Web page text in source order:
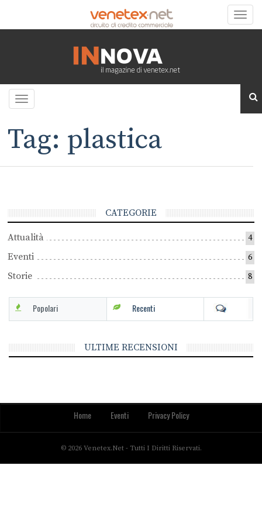
Toggle
Toggle
Tag: plastica
CATEGORIE
Attualità 4
Eventi 6
Storie 8
Popolari Recenti
ULTIME RECENSIONI
Home Eventi Privacy Policy
© 2026 Venetex.net - Tutti I Diritti Riservati.